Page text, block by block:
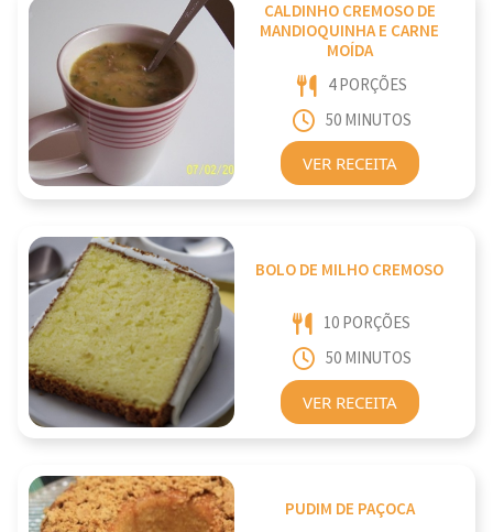
CALDINHO CREMOSO DE
MANDIOQUINHA E CARNE
MOÍDA
4 PORÇÕES
50 MINUTOS
VER RECEITA
BOLO DE MILHO CREMOSO
10 PORÇÕES
50 MINUTOS
VER RECEITA
PUDIM DE PAÇOCA